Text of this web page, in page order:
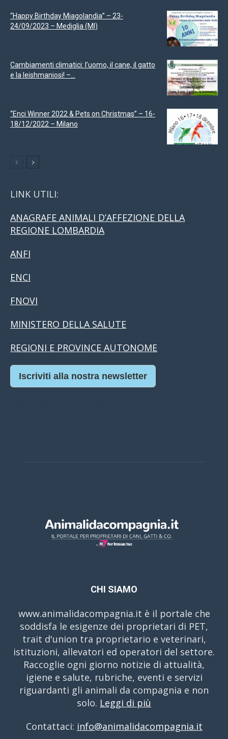
“Happy Birthday Miagolandia” – 23-
24/09/2023 – Mediglia (MI)
Cambiamenti climatici: l’uomo, il cane, il gatto
e la leishmaniosi! –...
“Enci Winner 2022 & Pets on Christmas” – 16-
18/12/2022 – Milano
LINK UTILI:
ANAGRAFE ANIMALI D’AFFEZIONE DELLA
REGIONE LOMBARDIA
ANFI
ENCI
FNOVI
MINISTERO DELLA SALUTE
REGIONI E PROVINCE AUTONOME
Iscriviti alla nostra newsletter
CHI SIAMO
www.animalidacompagnia.it è il portale che
soddisfa le esigenze dei proprietari di PET,
trait d'union tra proprietario e veterinari,
istituzioni, allevatori ed operatori del settore.
Raccoglie ogni giorno notizie di attualità,
igiene e salute, rubriche, eventi e servizi
riguardanti gli animali da compagnia e non
solo. Leggi di più
Contattaci: info@animalidacompagnia.it